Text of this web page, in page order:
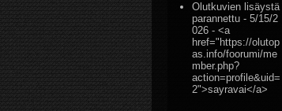
Olutkuvien lisäystä
parannettu - 5/15/2
026 - <a
href="https://olutop
as.info/foorumi/me
mber.php?
action=profile&uid=
2">sayravai</a>